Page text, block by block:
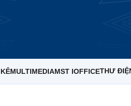
MULTIMEDIAMST IOFFICETHƯ